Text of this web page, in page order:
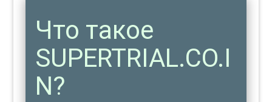
Что такое
SUPERTRIAL.CO.I
N?